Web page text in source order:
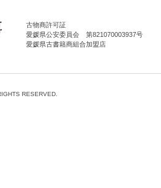
古物商許可証
愛媛県公安委員会 第821070003937号
愛媛県古書籍商組合加盟店
RESERVED.